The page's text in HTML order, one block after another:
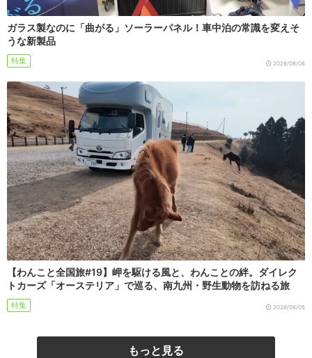
ガラス製なのに「曲がる」ソーラーパネル！車中泊の常識を変えそ
うな新製品
特集 2026/08/06
【わんこと全国旅#19】岬を駆ける風と、わんことの絆。ダイレク
トカーズ「オーステリア」で巡る、南九州・野生動物を訪ねる旅
特集 2026/08/05
もっと見る